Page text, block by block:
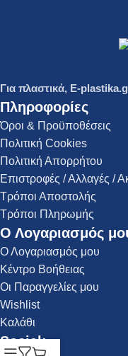
Για πλαστικά, E-
Πληροφορίες
Όροι & Προϋποθέσεις
Πολιτική Cookies
Πολιτική Απορρήτου
Επιστροφές / Αλλαγές /
Τρόποι Αποστολής
Τρόποι Πληρωμής
Ο Λογαριασμός
Ο Λογαριασμός μου
Κέντρο Βοήθειας
Οι Παραγγελίες μου
Wishlist
Καλάθι
Social: